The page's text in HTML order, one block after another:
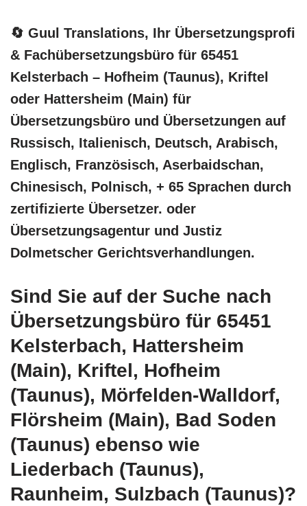
🔄 Guul Translations, Ihr Übersetzungsprofi
& Fachübersetzungsbüro für 65451
Kelsterbach – Hofheim (Taunus), Kriftel
oder Hattersheim (Main) für
Übersetzungsbüro und Übersetzungen auf
Russisch, Italienisch, Deutsch, Arabisch,
Englisch, Französisch, Aserbaidschan,
Chinesisch, Polnisch, + 65 Sprachen durch
zertifizierte Übersetzer. oder
Übersetzungsagentur und Justiz
Dolmetscher Gerichtsverhandlungen.
Sind Sie auf der Suche nach
Übersetzungsbüro für 65451
Kelsterbach, Hattersheim
(Main), Kriftel, Hofheim
(Taunus), Mörfelden-Walldorf,
Flörsheim (Main), Bad Soden
(Taunus) ebenso wie
Liederbach (Taunus),
Raunheim, Sulzbach (Taunus)?